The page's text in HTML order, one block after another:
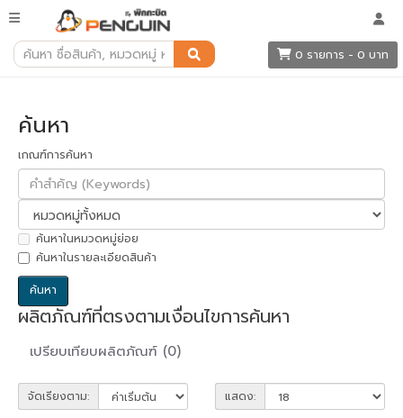
0 รายการ - 0 บาท
ค้นหา
ค้นหา
เกณฑ์การค้นหา
ค้นหาในหมวดหมู่ย่อย
ค้นหาในรายละเอียดสินค้า
ผลิตภัณฑ์ที่ตรงตามเงื่อนไขการค้นหา
เปรียบเทียบผลิตภัณฑ์ (0)
จัดเรียงตาม: แสดง: